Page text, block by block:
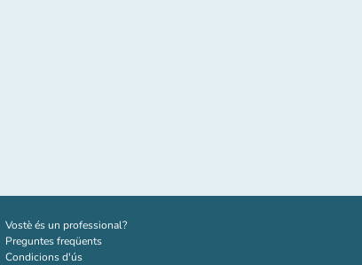
Vostè és un professional?(new tab)
Preguntes freqüents
Condicions d'ús